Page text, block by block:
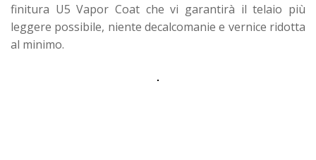
finitura U5 Vapor Coat che vi garantirà il telaio più
leggere possibile, niente decalcomanie e vernice ridotta
al minimo.